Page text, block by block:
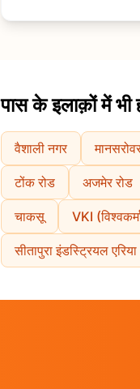
पास के इलाक़ों में
वैशाली नगर
टोंक रोड अजमेर रोड
चाकसू VKI
सीतापुरा इंडस्ट्रियल एरिया